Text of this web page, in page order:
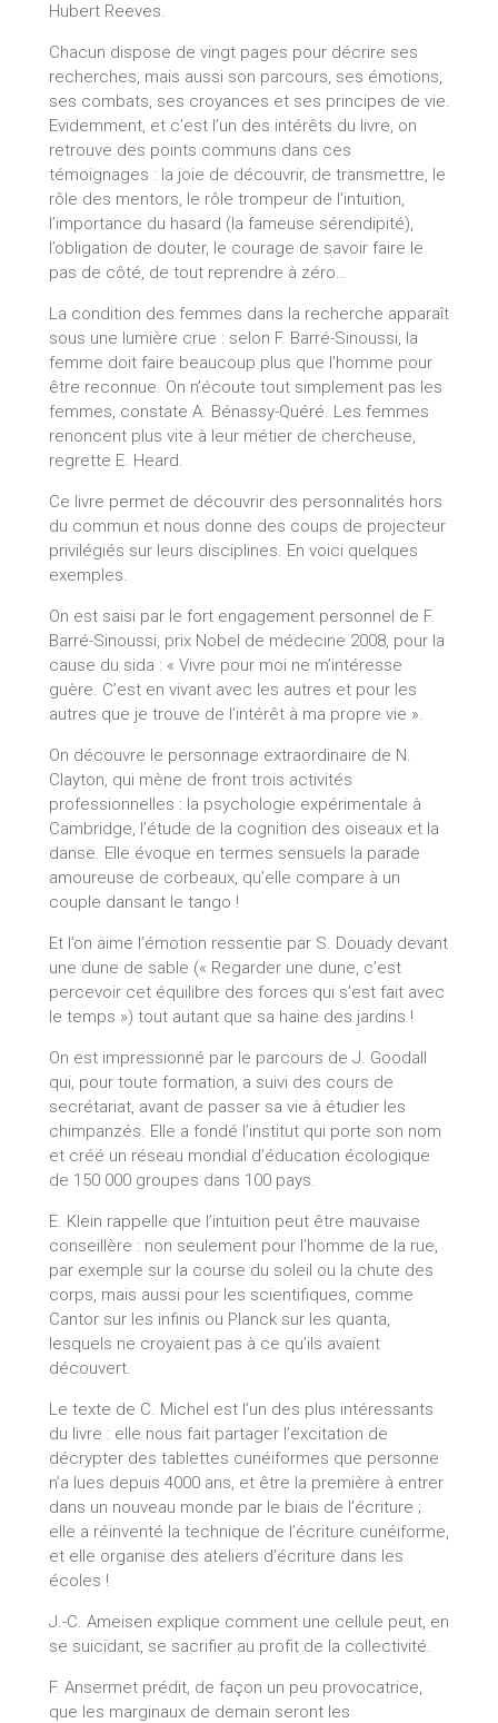
Hubert Reeves.
Chacun dispose de vingt pages pour décrire ses
recherches, mais aussi son parcours, ses émotions,
ses combats, ses croyances et ses principes de vie.
Evidemment, et c’est l’un des intérêts du livre, on
retrouve des points communs dans ces
témoignages : la joie de découvrir, de transmettre, le
rôle des mentors, le rôle trompeur de l’intuition,
l’importance du hasard (la fameuse sérendipité),
l’obligation de douter, le courage de savoir faire le
pas de côté, de tout reprendre à zéro…
La condition des femmes dans la recherche apparaît
sous une lumière crue : selon F. Barré-Sinoussi, la
femme doit faire beaucoup plus que l’homme pour
être reconnue. On n’écoute tout simplement pas les
femmes, constate A. Bénassy-Quéré. Les femmes
renoncent plus vite à leur métier de chercheuse,
regrette E. Heard.
Ce livre permet de découvrir des personnalités hors
du commun et nous donne des coups de projecteur
privilégiés sur leurs disciplines. En voici quelques
exemples.
On est saisi par le fort engagement personnel de F.
Barré-Sinoussi, prix Nobel de médecine 2008, pour la
cause du sida : « Vivre pour moi ne m’intéresse
guère. C’est en vivant avec les autres et pour les
autres que je trouve de l’intérêt à ma propre vie ».
On découvre le personnage extraordinaire de N.
Clayton, qui mène de front trois activités
professionnelles : la psychologie expérimentale à
Cambridge, l’étude de la cognition des oiseaux et la
danse. Elle évoque en termes sensuels la parade
amoureuse de corbeaux, qu’elle compare à un
couple dansant le tango !
Et l’on aime l’émotion ressentie par S. Douady devant
une dune de sable (« Regarder une dune, c’est
percevoir cet équilibre des forces qui s’est fait avec
le temps ») tout autant que sa haine des jardins !
On est impressionné par le parcours de J. Goodall
qui, pour toute formation, a suivi des cours de
secrétariat, avant de passer sa vie à étudier les
chimpanzés. Elle a fondé l’institut qui porte son nom
et créé un réseau mondial d’éducation écologique
de 150 000 groupes dans 100 pays.
E. Klein rappelle que l’intuition peut être mauvaise
conseillère : non seulement pour l’homme de la rue,
par exemple sur la course du soleil ou la chute des
corps, mais aussi pour les scientifiques, comme
Cantor sur les infinis ou Planck sur les quanta,
lesquels ne croyaient pas à ce qu’ils avaient
découvert.
Le texte de C. Michel est l’un des plus intéressants
du livre : elle nous fait partager l’excitation de
décrypter des tablettes cunéiformes que personne
n’a lues depuis 4000 ans, et être la première à entrer
dans un nouveau monde par le biais de l’écriture ;
elle a réinventé la technique de l’écriture cunéiforme,
et elle organise des ateliers d’écriture dans les
écoles !
J.-C. Ameisen explique comment une cellule peut, en
se suicidant, se sacrifier au profit de la collectivité.
F. Ansermet prédit, de façon un peu provocatrice,
que les marginaux de demain seront les